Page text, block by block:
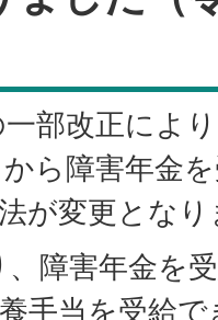
部改正によ
ら障害年金
が変更とな
障害年金を
手当を受給